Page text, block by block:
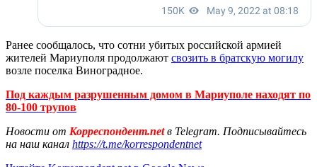
Ранее сообщалось, что сотни убитых российской армией
жителей Мариуполя продолжают свозить в братскую могилу
возле поселка Виноградное.
Под каждым разрушенным домом в Мариуполе находят по
80-100 трупов
Новости от Корреспондент.netв Telegram. Подписывайтесь
на наш канал https://t.me/korrespondentnet